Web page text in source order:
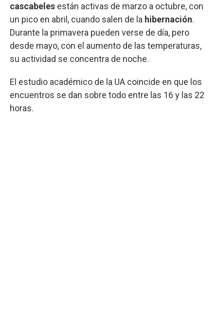
cascabeles están activas de marzo a octubre, con
un pico en abril, cuando salen de la hibernación.
Durante la primavera pueden verse de día, pero
desde mayo, con el aumento de las temperaturas,
su actividad se concentra de noche.
El estudio académico de la UA coincide en que los
encuentros se dan sobre todo entre las 16 y las 22
horas.